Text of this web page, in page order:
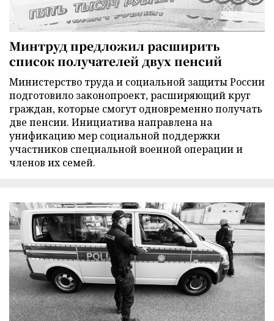
Минтруд предложил расширить
список получателей двух пенсий
Министерство труда и социальной защиты России
подготовило законопроект, расширяющий круг
граждан, которые смогут одновременно получать
две пенсии. Инициатива направлена на
унификацию мер социальной поддержки
участников специальной военной операции и
членов их семей.